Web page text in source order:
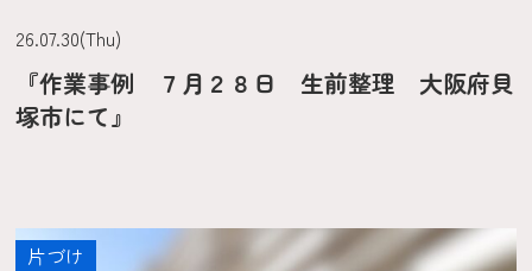
26.07.30(Thu)
『作業事例 ７月２８日 生前整理 大阪府貝
塚市にて』
片づけ